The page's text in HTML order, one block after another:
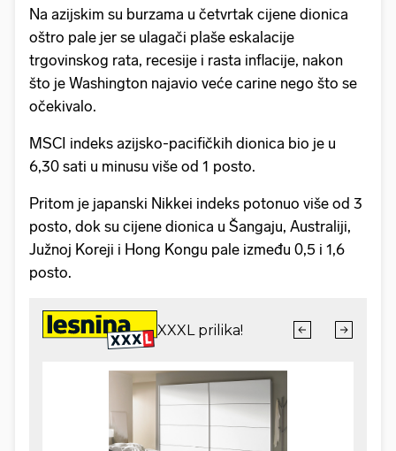
Na azijskim su burzama u četvrtak cijene dionica
oštro pale jer se ulagači plaše eskalacije
trgovinskog rata, recesije i rasta inflacije, nakon
što je Washington najavio veće carine nego što se
očekivalo.
MSCI indeks azijsko-pacifičkih dionica bio je u
6,30 sati u minusu više od 1 posto.
Pritom je japanski Nikkei indeks potonuo više od 3
posto, dok su cijene dionica u Šangaju, Australiji,
Južnoj Koreji i Hong Kongu pale između 0,5 i 1,6
posto.